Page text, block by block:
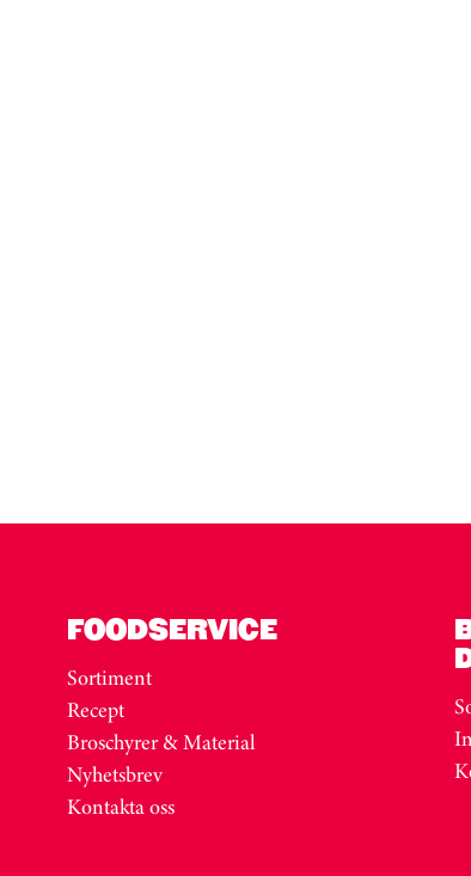
FOODSERVICE
Sortiment
Recept
Broschyrer & Material
Nyhetsbrev
Kontakta oss